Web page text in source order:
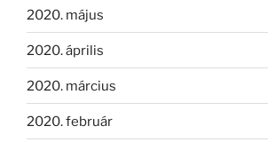
2020. május
2020. április
2020. március
2020. február